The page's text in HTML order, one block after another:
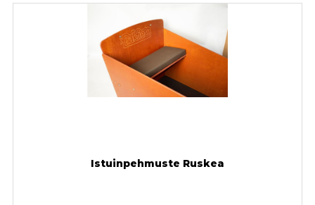
Istuinpehmuste Ruskea